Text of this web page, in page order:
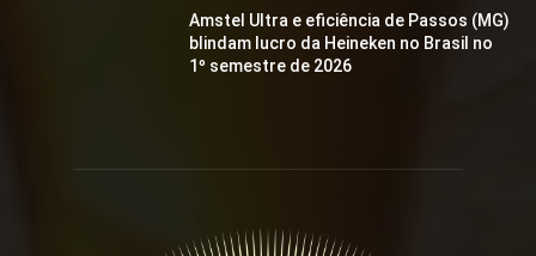
Amstel Ultra e eficiência de Passos (MG)
blindam lucro da Heineken no Brasil no
1º semestre de 2026